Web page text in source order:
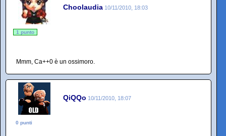
Choolaudia 10/11/2010, 18:03
1 punto
Mmm, Ca++0 è un ossimoro.
QiQQo 10/11/2010, 18:07
0 punti